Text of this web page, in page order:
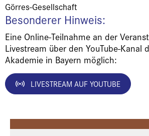
Görres-Gesellschaft
Besonderer Hinweis:
Eine Online-Teilnahme an der
Livestream über den YouTube-Kanal
Akademie in Bayern möglich:
LIVESTREAM AUF YOUTUBE